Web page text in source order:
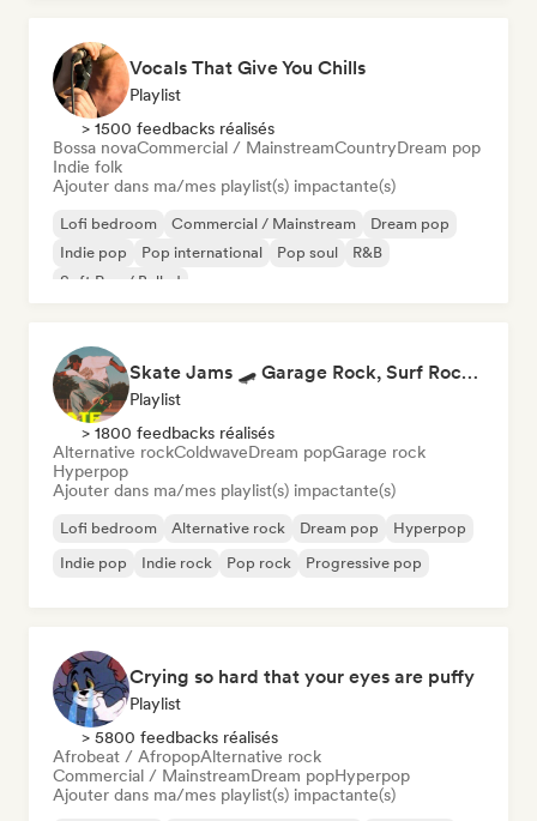
Vocals That Give You Chills
Playlist
> 1500 feedbacks réalisés
Bossa novaCommercial / MainstreamCountryDream pop
Indie folk
Ajouter dans ma/mes playlist(s) impactante(s)
Lofi bedroom Commercial / Mainstream
Dream pop
Indie pop
Pop international Pop soul
R&B
Soft Pop / Ballad
Skate Jams 🛹 Garage Rock, Surf Rock & Neo-Psych
Playlist
> 1800 feedbacks réalisés
Alternative rockColdwaveDream popGarage rock
Hyperpop
Ajouter dans ma/mes playlist(s) impactante(s)
Lofi bedroom Alternative rock Dream pop
Hyperpop
Indie pop
Indie rock Pop rock Progressive pop
Crying so hard that your eyes are puffy
Playlist
> 5800 feedbacks réalisés
Afrobeat / AfropopAlternative rock
Commercial / MainstreamDream popHyperpop
Ajouter dans ma/mes playlist(s) impactante(s)